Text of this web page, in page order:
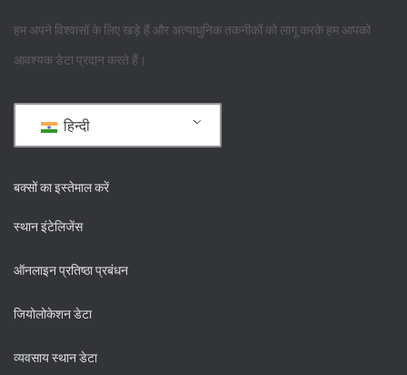
हम अपने विश्वासों के लिए खड़े हैं और अत्याधुनिक तकनीकों को लागू करके हम आपको
आवश्यक डेटा प्रदान करते हैं।
हिन्दी
बक्सों का इस्तेमाल करें
स्थान इंटेलिजेंस
ऑनलाइन प्रतिष्ठा प्रबंधन
जियोलोकेशन डेटा
व्यवसाय स्थान डेटा